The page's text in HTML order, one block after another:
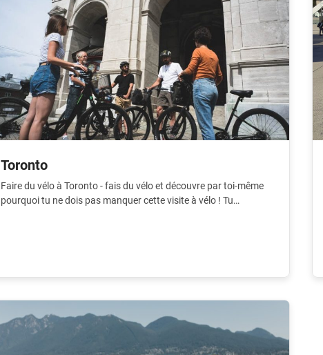
Toronto
Faire du vélo à Toronto - fais du vélo et découvre par toi-même
pourquoi tu ne dois pas manquer cette visite à vélo ! Tu